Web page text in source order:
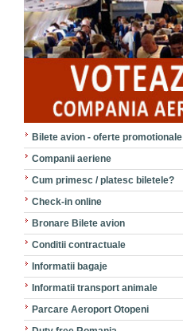
Bilete avion - oferte promotionale
Companii aeriene
Cum primesc / platesc biletele?
Check-in online
Bronare Bilete avion
Conditii contractuale
Informatii bagaje
Informatii transport animale
Parcare Aeroport Otopeni